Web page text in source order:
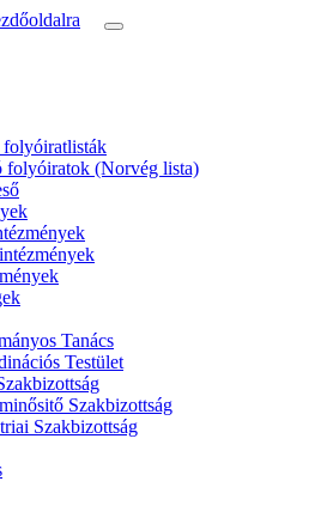
folyóiratok (Norvég lista)
Tanács
Testület
Szakbizottság
Szakbizottság